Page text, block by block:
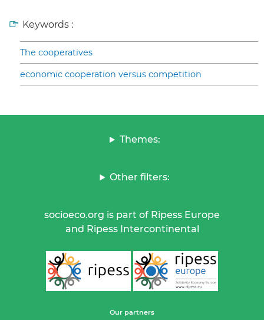
Keywords :
The cooperatives
economic cooperation versus competition
Themes:
Other filters:
socioeco.org is part of Ripess Europe
and Ripess Intercontinental
Our partners